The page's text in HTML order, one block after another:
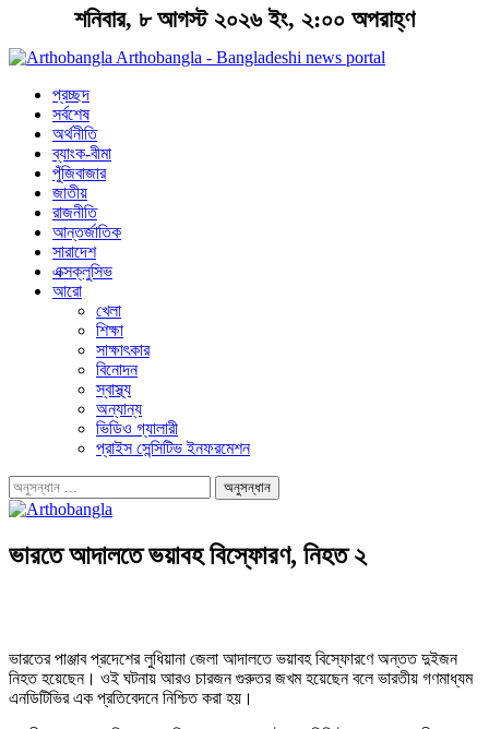
শনিবার, ৮ আগস্ট ২০২৬ ইং, ২:০০ অপরাহ্ণ
Arthobangla - Bangladeshi news portal
প্রচ্ছদ
সর্বশেষ
অর্থনীতি
ব্যাংক-বীমা
পুঁজিবাজার
জাতীয়
রাজনীতি
আন্তর্জাতিক
সারাদেশ
এক্সক্লুসিভ
আরো
খেলা
শিক্ষা
সাক্ষাৎকার
বিনোদন
স্বাস্থ্য
অন্যান্য
ভিডিও গ্যালারী
প্রাইস সেন্সিটিভ ইনফরমেশন
ভারতে আদালতে ভয়াবহ বিস্ফোরণ, নিহত ২
ভারতের পাঞ্জাব প্রদেশের লুধিয়ানা জেলা আদালতে ভয়াবহ বিস্ফোরণে অন্তত দুইজন
নিহত হয়েছেন। ওই ঘটনায় আরও চারজন গুরুতর জখম হয়েছেন বলে ভারতীয় গণমাধ্যম
এনডিটিভির এক প্রতিবেদনে নিশ্চিত করা হয়।